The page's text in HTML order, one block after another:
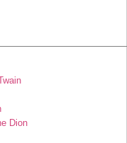
Dion